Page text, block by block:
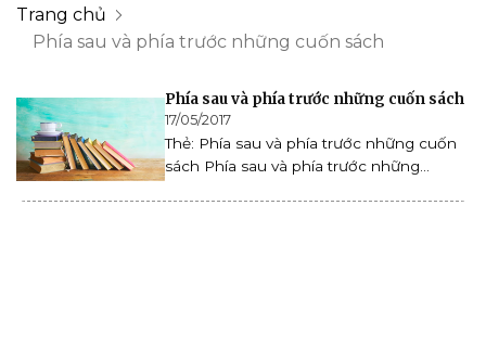
Trang chủ
Phía sau và phía trước những cuốn sách
Phía sau và phía trước những cuốn sách
17/05/2017
Thẻ: Phía sau và phía trước những cuốn
sách Phía sau và phía trước những...